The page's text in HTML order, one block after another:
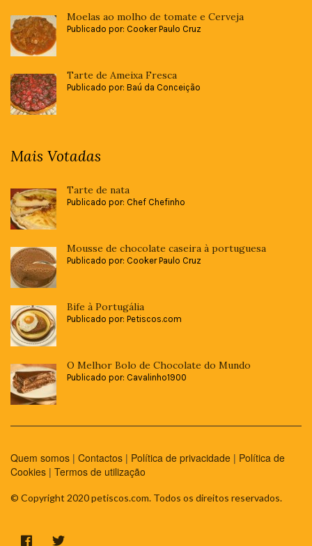
Moelas ao molho de tomate e Cerveja
Publicado por: Cooker Paulo Cruz
Tarte de Ameixa Fresca
Publicado por: Baú da Conceição
Mais Votadas
Tarte de nata
Publicado por: Chef Chefinho
Mousse de chocolate caseira à portuguesa
Publicado por: Cooker Paulo Cruz
Bife à Portugália
Publicado por: Petiscos.com
O Melhor Bolo de Chocolate do Mundo
Publicado por: Cavalinho1900
Quem somos | Contactos | Política de privacidade | Política de
Cookies | Termos de utilização
© Copyright 2020 petiscos.com. Todos os direitos reservados.